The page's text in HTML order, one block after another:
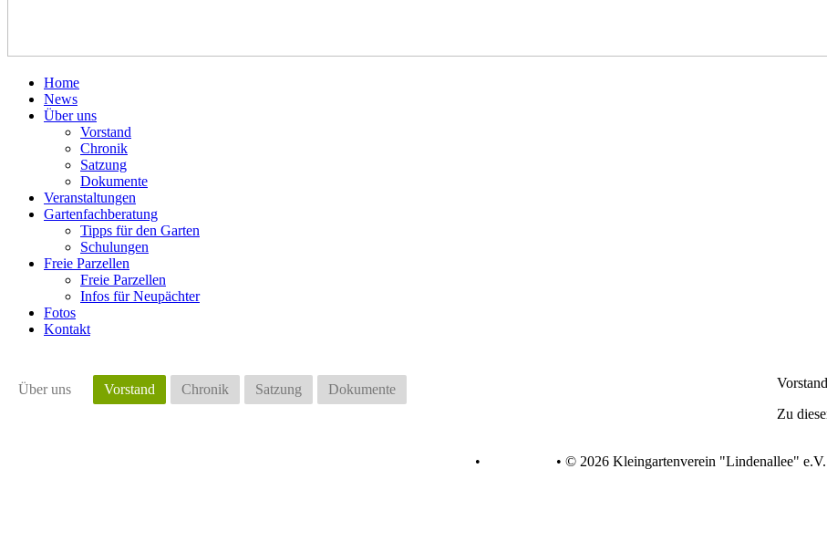
Home
News
Über uns
Vorstand
Chronik
Satzung
Dokumente
Veranstaltungen
Gartenfachberatung
Tipps für den Garten
Schulungen
Freie Parzellen
Freie Parzellen
Infos für Neupächter
Fotos
Kontakt
Über uns Vorstand Chronik Satzung Dokumente
Vorstand
Zu
• • © 2026 Kleingartenverein "Lindenallee" e.V.